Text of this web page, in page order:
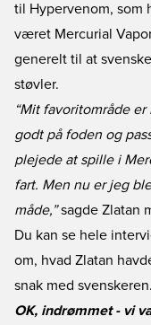
til Hypervenom, som
været Mercurial
generelt til at
støvler.
“Mit favoritområde
godt på foden og
plejede at spille i
fart. Men nu er jeg
måde,”sagde Zlatan
Du kan se hele
om, hvad Zlatan
snak med svenskeren.
OK, indrømmet - vi